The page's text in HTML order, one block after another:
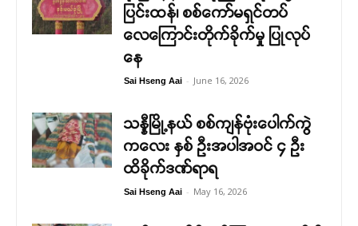
ပြင်းထန်၊ စစ်ကော်မရှင်တပ်
လေကြောင်းတိုက်ခိုက်မှု ပြုလုပ်
နေ
Sai Hseng Aai - June 16, 2026
သန္နီမြို့နယ် စစ်ကျန်ဗုံးပေါက်ကွဲ
ကလေး နှစ် ဦးအပါအဝင် ၄ ဦး
ထိခိုက်ဒဏ်ရာရ
Sai Hseng Aai - May 16, 2026